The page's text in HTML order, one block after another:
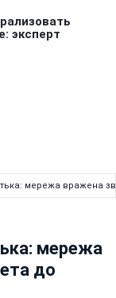
мережа вражена
мережа
до